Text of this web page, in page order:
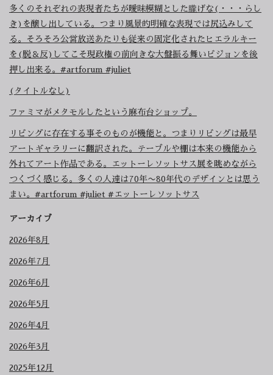
多くのそれぞれの表現者たちが曖昧模糊とした朧げな(・・・らし
き)を醸し出している。つまり風景的明確な表現では尻込みして
る。そろそろ公営放送あたりも従来の固定化されたヒエラルキー
を(脱＆反)してこそ現政権の前向きな大盤振る舞いビジョンを後
押し出来る。#artforum #juliet
(タイトルなし)
ファミマがメタモルしたという麻布台ショップ。
リビングに存在する事そのものが機能と。つまりリビングは最早
アートギャラリーに翻訳された。テーブルや棚は本来の機能から
外れてアート作品である。エットーレソットサス展を眺めながら
つくづく感じる。多くの人達は70年〜80年代のデザインとは思う
まい。#artforum #juliet #エットーレソットサス
アーカイブ
2026年8月
2026年7月
2026年6月
2026年5月
2026年4月
2026年3月
2025年12月